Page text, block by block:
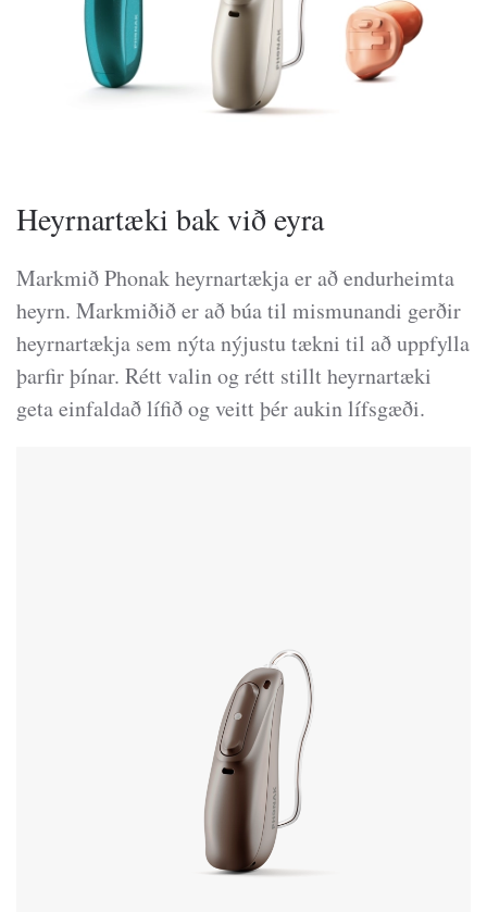
Heyrnartæki bak við eyra
Markmið Phonak heyrnartækja er að endurheimta
heyrn. Markmiðið er að búa til mismunandi gerðir
heyrnartækja sem nýta nýjustu tækni til að uppfylla
þarfir þínar. Rétt valin og rétt stillt heyrnartæki
geta einfaldað lífið og veitt þér aukin lífsgæði.